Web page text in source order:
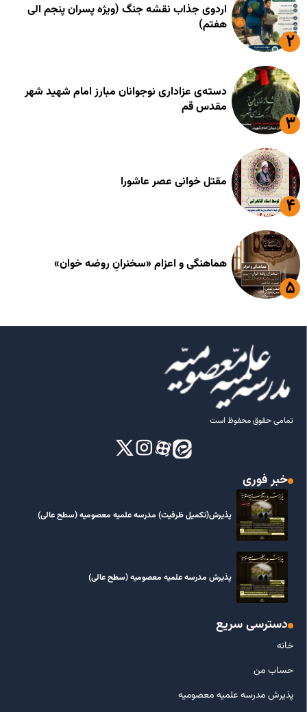
اردوی جذاب نقشه جنگ (ویژه پسران پنجم الی
هفتم)
دسته‌ی عزاداری نوجوانان مبارز امام شهید شهر
مقدس قم
مقتل خوانی عصر عاشورا
هماهنگی و اعزام «سخنرانِ روضه خوان»
تمامی حقوق محفوظ است
خبر فوری
پذیرش(تکمیل ظرفیت) مدرسه علمیه معصومیه‌ (سطح عالی)
پذیرش مدرسه علمیه معصومیه‌ (سطح عالی)
دسترسی سریع
خانه
حساب من
پذیرش مدرسه علمیه معصومیه